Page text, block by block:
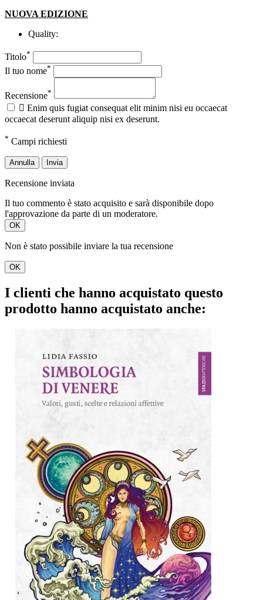
NUOVA EDIZIONE
Quality:
Titolo*
Il tuo nome*
Recensione*
 Enim quis fugiat consequat elit minim nisi eu occaecat
occaecat deserunt aliquip nisi ex deserunt.
* Campi richiesti
Annulla Invia
Recensione inviata
Il tuo commento è stato acquisito e sarà disponibile dopo
l'approvazione da parte di un moderatore.
OK
Non è stato possibile inviare la tua recensione
OK
I clienti che hanno acquistato questo
prodotto hanno acquistato anche: